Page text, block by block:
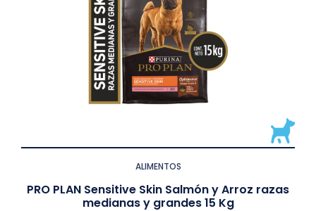
ALIMENTOS
PRO PLAN Sensitive Skin Salmón y Arroz razas
medianas y grandes 15 Kg